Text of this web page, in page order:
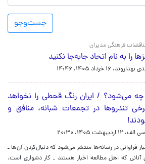
جست‌و‌جو
فرهنگی مدیران
را به نام اتحاد جابه‌جا نکنید
بهداروند، ۱۶ خرداد ۱۴۰۵، ۱۴:۴۶
چه می‌شود؟ / ایران رنگ قحطی را نخواهد
تندروها در تجمعات شبانه، منافق و
الف، ۱۲ اردیبهشت ۱۴۰۵، ۲۰:۳۰
فراوانی در رسانه‌ها منتشر می‌شود که دنبال‌کردن آن‌ها ـ
آنانی که اهل مطالعه اخبار هستند‌ ـ کار دشواری است.